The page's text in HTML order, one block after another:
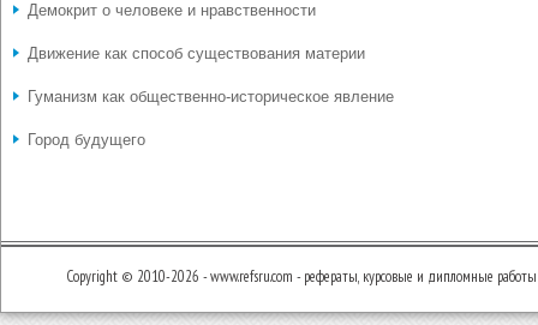
Демокрит о человеке и нравственности
Движение как способ существования материи
Гуманизм как общественно-историческое явление
Город будущего
Copyright © 2010-2026 - www.refsru.com - рефераты, курсовые и дипломные работы